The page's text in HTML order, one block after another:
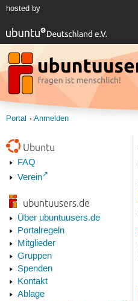
hosted by
Portal Anmelden
Ubuntu
FAQ
Verein
ubuntuusers.de
Über ubuntuusers.de
Portalregeln
Mitglieder
Gruppen
Spenden
Kontakt
Ablage